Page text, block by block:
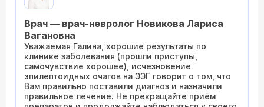
Врач — врач-невролог Новикова Лариса
Вагановна
Уважаемая Галина, хорошие результаты по
клинике заболевания (прошли приступы,
самочувствие хорошее), исчезновение
эпилептоидных очагов на ЭЭГ говорит о том, что
Вам правильно поставили диагноз и назначили
правильное лечение. Не прекращайте приём